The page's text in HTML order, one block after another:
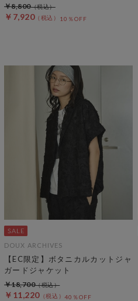
￥7,920 10％OFF
￥8,800
DOUX ARCHIVES
【EC限定】ボタニカルカットジャ
ガードジャケット
￥11,220 40％OFF
￥18,700